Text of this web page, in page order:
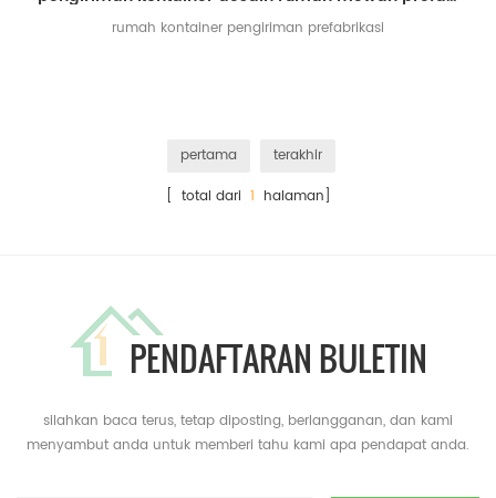
rumah kontainer pengiriman prefabrikasi
pertama
terakhir
[ total dari 1 halaman]
PENDAFTARAN BULETIN
silahkan baca terus, tetap diposting, berlangganan, dan kami
menyambut anda untuk memberi tahu kami apa pendapat anda.